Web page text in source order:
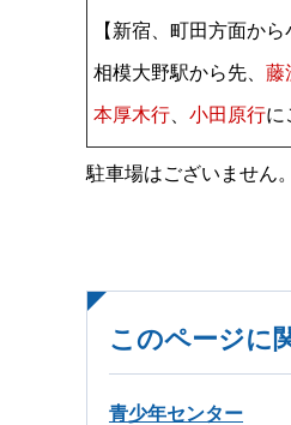
【新宿、町田方面か
相模大野駅から先、 藤
本厚木行 小田原行に
駐車場はございません
このページに
青少年センター